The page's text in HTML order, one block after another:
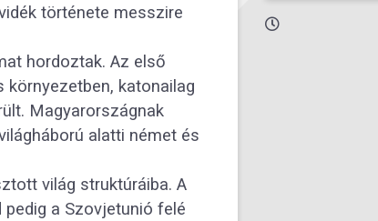
története messzire
hordoztak. Az első
katonailag
Magyarországnak
alatti német és
világ struktúráiba. A
pedig a Szovjetunió felé